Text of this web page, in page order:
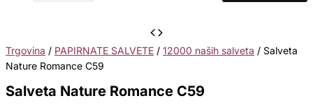
Trgovina / PAPIRNATE SALVETE / 12000 naših salveta / Salveta
Nature Romance C59
Salveta Nature Romance C59